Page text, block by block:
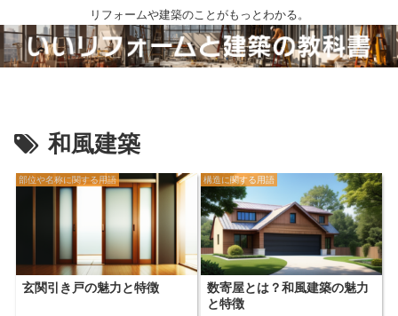
リフォームや建築のことがもっとわかる。
和風建築
部位や名称に関する用語
玄関引き戸の魅力と特徴
構造に関する用語
数寄屋とは？和風建築の魅力
と特徴